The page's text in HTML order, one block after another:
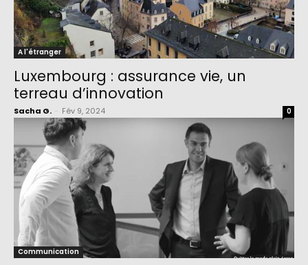
A l'étranger
Luxembourg : assurance vie, un
terreau d’innovation
Sacha G. Fév 9, 2024 0
Communication